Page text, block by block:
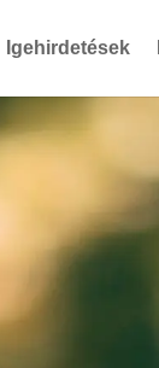
Igehirdetések